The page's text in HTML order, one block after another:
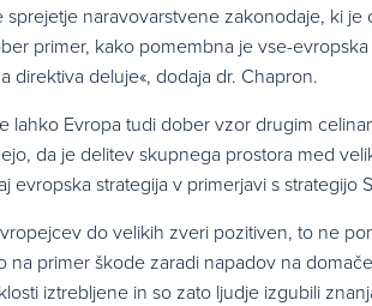
naravovarstvene zakonodaje, ki
primer, kako pomembna je vse-
direktiva deluje«, dodaja dr. Chapron.
lahko Evropa tudi dober vzor drugim
da je delitev skupnega prostora med
evropska strategija v primerjavi s
do velikih zveri pozitiven, to ne
na primer škode zaradi napadov na
iztrebljene in so zato ljudje izgubili